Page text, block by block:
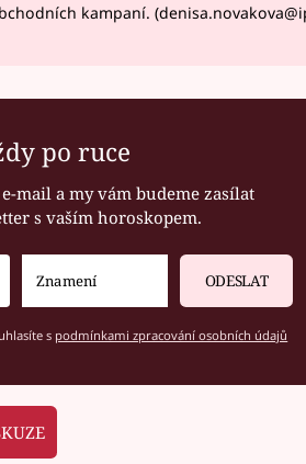
kampaní.
po ruce
mail a my vám budeme zasílat
s vaším horoskopem.
ODESLAT
s podmínkami zpracování osobních údajů